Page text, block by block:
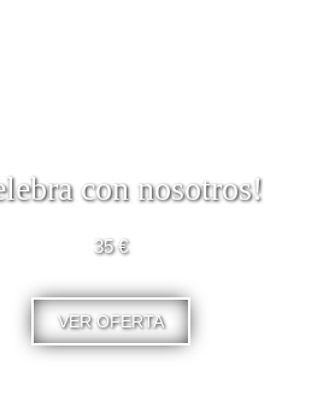
con nosotros!
35 €
VER OFERTA